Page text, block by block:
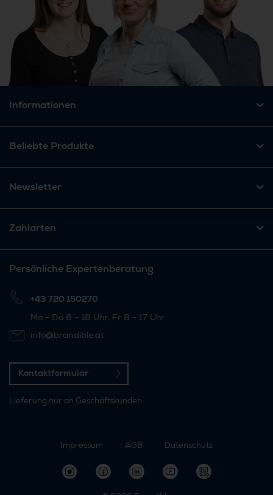
Informationen
Beliebte Produkte
Newsletter
Zahlarten
Persönliche Expertenberatung
+43 720 150270
Mo - Do 8 - 18 Uhr, Fr 8 - 17 Uhr
info@brandible.at
Kontaktformular
Lieferung nur an Geschäftskunden
Impressum AGB Datenschutz